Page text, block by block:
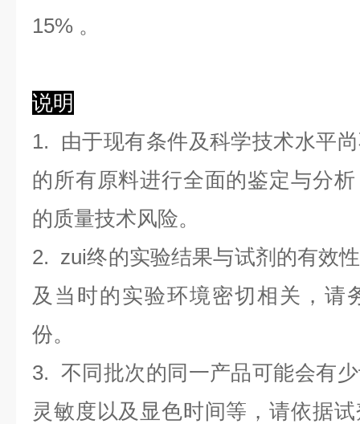
15% 。
说明
1. 由于现有条件及科学技术水平
的所有原料进行全面的鉴定与分
的质量技术风险。
2. zui终的实验结果与试剂的有效
及当时的实验环境密切相关，请
份。
3. 不同批次的同一产品可能会有
灵敏度以及显色时间等，请依据